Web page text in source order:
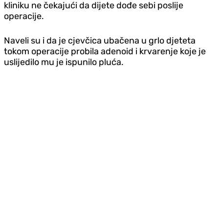
kliniku ne čekajući da dijete dođe sebi poslije
operacije.
Naveli su i da je cjevčica ubačena u grlo djeteta
tokom operacije probila adenoid i krvarenje koje je
uslijedilo mu je ispunilo pluća.